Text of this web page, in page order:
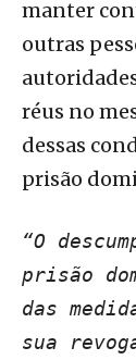
manter
outras
réus no
dessas
prisão
“O
prisão
das
sua